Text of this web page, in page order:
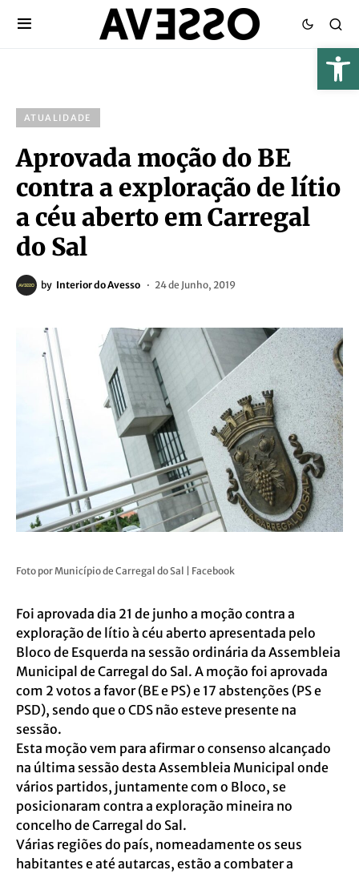
ATUALIDADE
Aprovada moção do BE
contra a exploração de lítio
a céu aberto em Carregal
do Sal
by Interior do Avesso 24 de Junho, 2019
Foto por Município de Carregal do Sal | Facebook
Foi aprovada dia 21 de junho a moção contra a
exploração de lítio à céu aberto apresentada pelo
Bloco de Esquerda na sessão ordinária da Assembleia
Municipal de Carregal do Sal. A moção foi aprovada
com 2 votos a favor (BE e PS) e 17 abstenções (PS e
PSD), sendo que o CDS não esteve presente na
sessão.
Esta moção vem para afirmar o consenso alcançado
na última sessão desta Assembleia Municipal onde
vários partidos, juntamente com o Bloco, se
posicionaram contra a exploração mineira no
concelho de Carregal do Sal.
Várias regiões do país, nomeadamente os seus
habitantes e até autarcas, estão a combater a